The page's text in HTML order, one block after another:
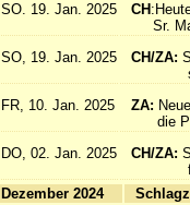
SO. 19. Jan. 2025
CH
Sr.
SO, 19. Jan. 2025
CH/ZA:
sind
FR, 10. Jan. 2025
ZA:
die
DO, 02. Jan. 2025
CH/ZA:
Dezember 2024